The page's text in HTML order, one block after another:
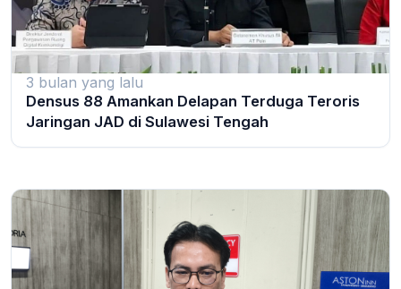
3 bulan yang lalu
Densus 88 Amankan Delapan Terduga Teroris
Jaringan JAD di Sulawesi Tengah